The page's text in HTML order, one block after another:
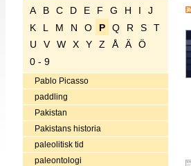
A B C D E F G H I
J
K
L M N O P Q R S
T
U
V W X Y Z Å Ä
Ö
0 - 9
Pablo Picasso
paddling
Pakistan
Pakistans historia
paleolitisk tid
paleontologi